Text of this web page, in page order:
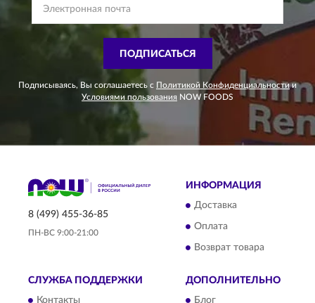
ПОДПИСАТЬСЯ
Подписываясь, Вы соглашаетесь с Политикой Конфиденциальности и
Условиями пользования NOW FOODS
8 (499) 455-36-85
ПН-ВС 9:00-21:00
ИНФОРМАЦИЯ
Доставка
Оплата
Возврат товара
СЛУЖБА ПОДДЕРЖКИ
Контакты
ДОПОЛНИТЕЛЬНО
Блог